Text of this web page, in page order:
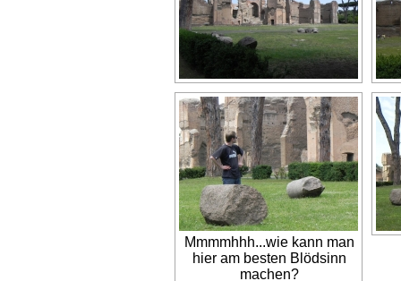
Mmmmhhh...wie kann man
hier am besten Blödsinn
machen?